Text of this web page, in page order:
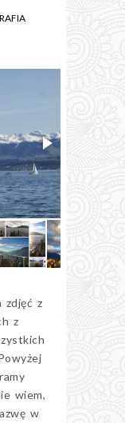
zdjęć z
z
wiem,
w